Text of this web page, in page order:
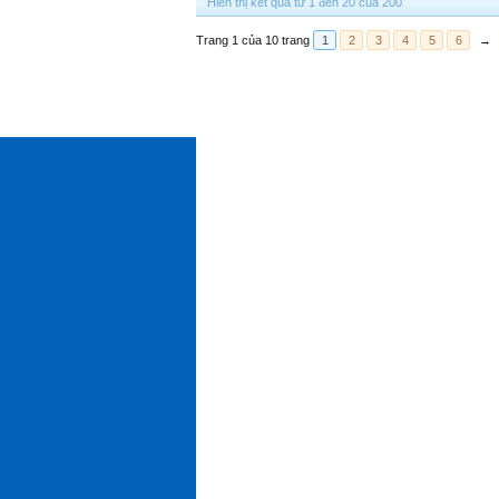
Trang 1 của 10 trang 1 2 3 4 5 6 →